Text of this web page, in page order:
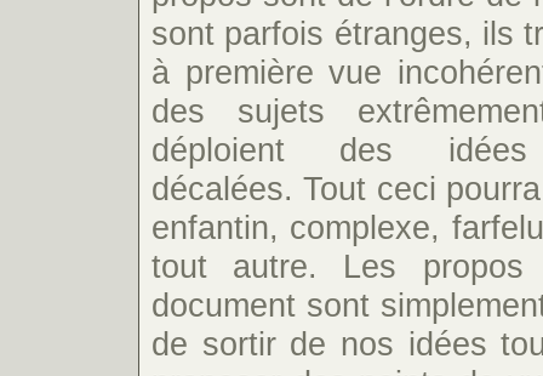
sont parfois étranges, ils
à première vue
des sujets
déploient des idées
décalées. Tout ceci
enfantin, complexe,
tout autre. Les
document sont
de sortir de nos idées